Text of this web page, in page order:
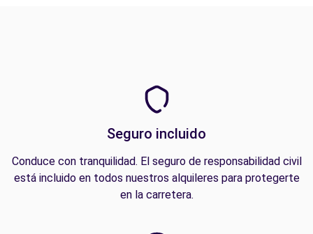
Seguro incluido
Conduce con tranquilidad. El seguro de responsabilidad civil
está incluido en todos nuestros alquileres para protegerte
en la carretera.